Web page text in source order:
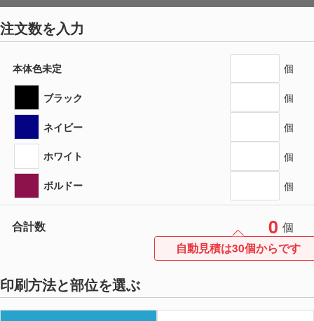
注文数を入力
本体色未定 個
ブラック 個
ネイビー 個
ホワイト 個
ボルドー 個
合計数 0 個
自動見積は30個からです
印刷方法と部位を選ぶ